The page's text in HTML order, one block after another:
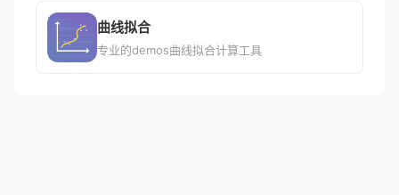
曲线拟合
专业的demos曲线拟合计算工具